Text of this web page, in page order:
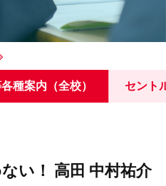
種案内（全校） セント
い！ 高田 中村祐介